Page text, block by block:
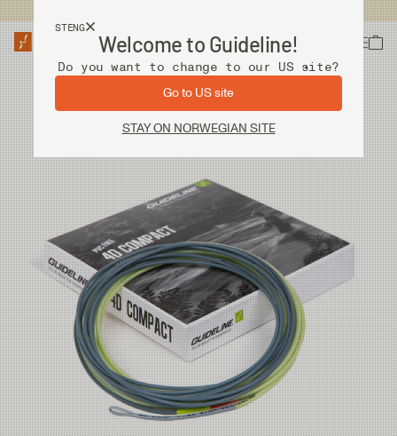
STENG
Welcome to Guideline!
Do you want to change to our US site?
Go to US site
STAY ON NORWEGIAN SITE